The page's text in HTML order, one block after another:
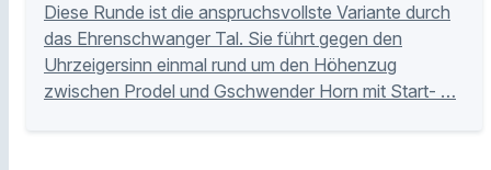
Diese Runde ist die anspruchsvollste Variante durch
das Ehrenschwanger Tal. Sie führt gegen den
Uhrzeigersinn einmal rund um den Höhenzug
zwischen Prodel und Gschwender Horn mit Start- …